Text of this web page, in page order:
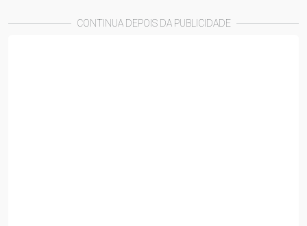
CONTINUA DEPOIS DA PUBLICIDADE